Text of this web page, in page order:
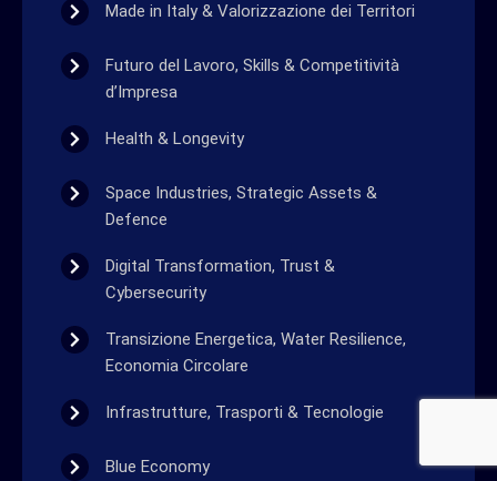
Made in Italy & Valorizzazione dei Territori
Futuro del Lavoro, Skills & Competitività
d’Impresa
Health & Longevity
Space Industries, Strategic Assets &
Defence
Digital Transformation, Trust &
Cybersecurity
Transizione Energetica, Water Resilience,
Economia Circolare
Infrastrutture, Trasporti & Tecnologie
Blue Economy